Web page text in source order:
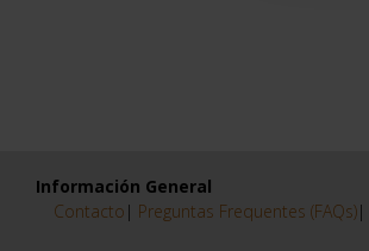
Información General
Contacto | Preguntas Frequentes (FAQs)|